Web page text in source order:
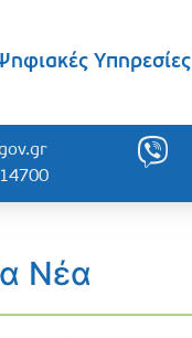
Υπηρεσίες
Νέα